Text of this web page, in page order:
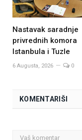
Nastavak saradnje
privrednih komora
Istanbula i Tuzle
6 Augusta, 2026 0
KOMENTARIŠI